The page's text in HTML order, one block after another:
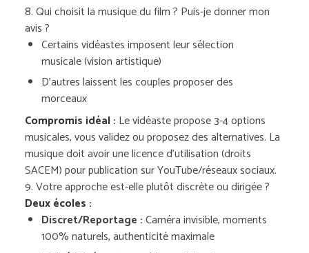
8. Qui choisit la musique du film ? Puis-je donner mon
avis ?
Certains vidéastes imposent leur sélection
musicale (vision artistique)
D’autres laissent les couples proposer des
morceaux
Compromis idéal : Le vidéaste propose 3-4 options
musicales, vous validez ou proposez des alternatives. La
musique doit avoir une licence d’utilisation (droits
SACEM) pour publication sur YouTube/réseaux sociaux.
9. Votre approche est-elle plutôt discrète ou dirigée ?
Deux écoles :
Discret/Reportage :Caméra invisible, moments
100% naturels, authenticité maximale